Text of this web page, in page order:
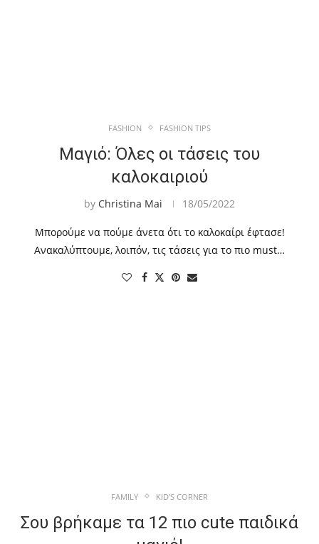
FASHION FASHION TIPS
Μαγιό: Όλες οι τάσεις του
καλοκαιριού
by Christina Mai 18/05/2022
Μπορούμε να πούμε άνετα ότι το καλοκαίρι έφτασε!
Ανακαλύπτουμε, λοιπόν, τις τάσεις για το πιο must…
FAMILY KID'S CORNER
Σου βρήκαμε τα 12 πιο cute παιδικά